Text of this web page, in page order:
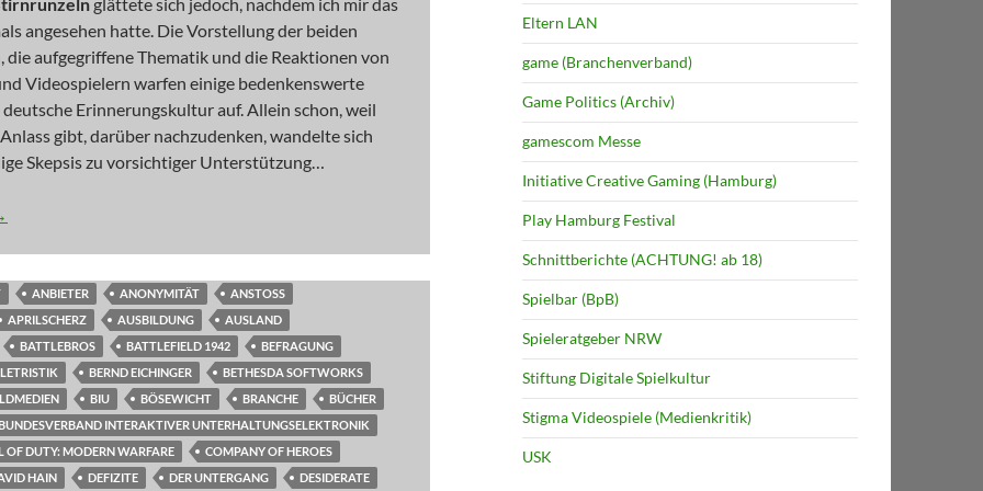
angesehen hatte. Die Vorstellung der beiden
aufgegriffene Thematik und die Reaktionen von
Videospielern warfen einige bedenkenswerte
deutsche Erinnerungskultur auf. Allein schon, weil
gibt, darüber nachzudenken, wandelte sich
Skepsis zu vorsichtiger Unterstützung…
Bunkermentalitäten
ANBIETER ANONYMITÄT
ANSTOSS
APRILSCHERZ AUSBILDUNG
AUSLAND
BATTLEBROS BATTLEFIELD 1942
BEFRAGUNG
BERND EICHINGER
BETHESDA SOFTWORKS
BIU BÖSEWICHT BRANCHE
BÜCHER
INTERAKTIVER UNTERHALTUNGSELEKTRONIK
OF DUTY: MODERN WARFARE
COMPANY OF HEROES
HAIN DEFIZITE DER UNTERGANG DESIDERATE
Eltern LAN
game (Branchenverband)
Game Politics (Archiv)
gamescom Messe
Initiative Creative Gaming (Hamburg)
Play Hamburg Festival
Schnittberichte (ACHTUNG! ab 18)
Spielbar (BpB)
Spieleratgeber NRW
Stiftung Digitale Spielkultur
Stigma Videospiele (Medienkritik)
USK